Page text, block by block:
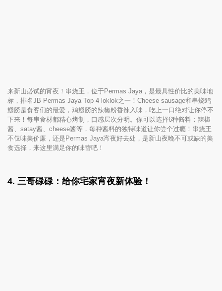
来新山必试的宵夜！串烧王，位于Permas Jaya，是最具性价比的美味地
标，排名JB Permas Jaya Top 4 loklok之一！Cheese sausage和串烧鸡
翅膀是食客们的最爱，鸡翅膀的辣椒粉香辣入味，吃上一口绝对让你停不
下来！每串食材都精心烤制，口感层次分明。你可以选择6种酱料：辣椒
酱、satay酱、cheese酱等，每种酱料的独特味道让你尝个过瘾！串烧王
不仅味美价廉，还是Permas Jaya宵夜好去处，是新山夜晚不可或缺的美
食选择，来这里满足你的味蕾吧！
4. 三哥碌碌：给你宅家宵夜新体验！